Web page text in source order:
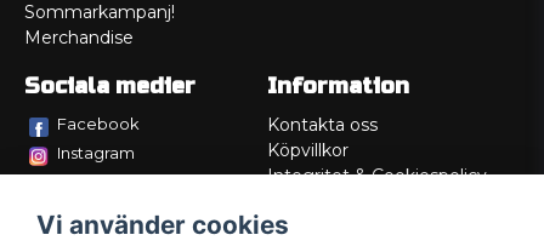
Sommarkampanj!
Merchandise
Sociala medier
Facebook
Instagram
Information
Kontakta oss
Köpvillkor
Integritet & Cookiespolicy
Service/Garanti
Vi använder cookies